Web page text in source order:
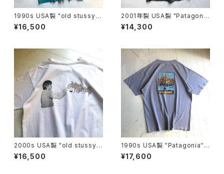
1990s USA製 "old stussy"
S/S T-shirt
¥16,500
2001年製 USA製 "Patagoni
a" TERRA JERSEY
¥14,300
2000s USA製 "old stussy"
S/S T-shirt
¥16,500
1990s USA製 "Patagonia“ b
eneficial S/S T-shirt
¥17,600